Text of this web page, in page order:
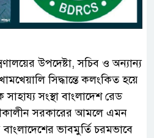
উপদেষ্টা, সচিব ও অন্যান্য
সিদ্ধান্তে কলংকিত হয়ে
সংস্থা বাংলাদেশ রেড
সরকারের আমলে এমন
ভাবমুর্তি চরমভাবে